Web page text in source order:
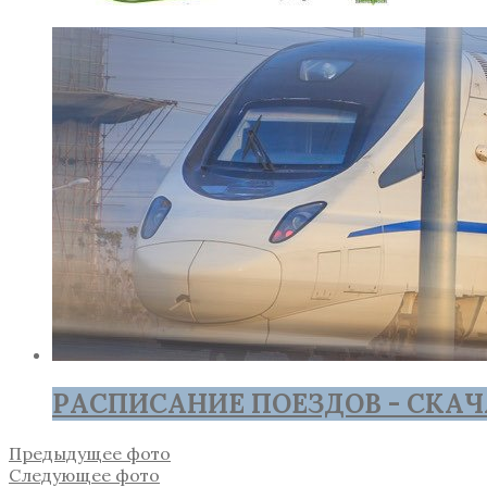
РАСПИСАНИЕ ПОЕЗДОВ -
Предыдущее фото
Следующее фото